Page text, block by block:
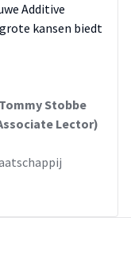
Additive
kansen biedt
Stobbe
Lector)